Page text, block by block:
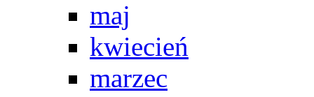
maj
kwiecień
marzec